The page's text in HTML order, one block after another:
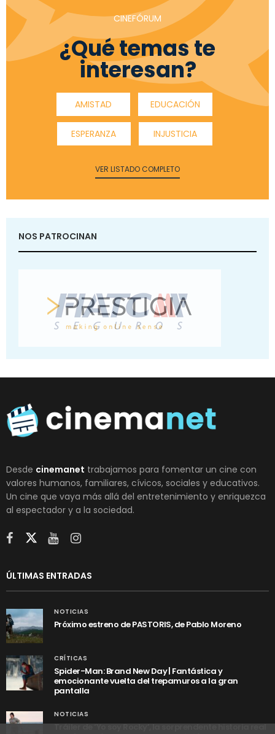
CINEFÓRUM
¿Qué temas te
interesan?
AMISTAD EDUCACIÓN
ESPERANZA INJUSTICIA
VER LISTADO COMPLETO
NOS PATROCINAN
Desde cinemanet trabajamos para fomentar un cine con
valores humanos, familiares, cívicos, sociales y educativos.
Un cine que vaya más allá del entretenimiento y enriquezca
al espectador y a la sociedad.
ÚLTIMAS ENTRADAS
NOTICIAS
Próximo estreno de PASTORIS, de Pablo Moreno
CRÍTICAS
Spider-Man: Brand New Day | Fantástica y
emocionante vuelta del trepamuros a la gran
pantalla
NOTICIAS
Tráiler de ‘Yo soy Rocky’, la sorprendente historia real